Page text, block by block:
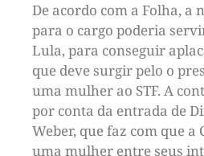
De acordo com a Folha, a
para o cargo poderia
Lula, para conseguir
que deve surgir pelo o
uma mulher ao STF. A
por conta da entrada de
Weber, que faz com que a
uma mulher entre seus